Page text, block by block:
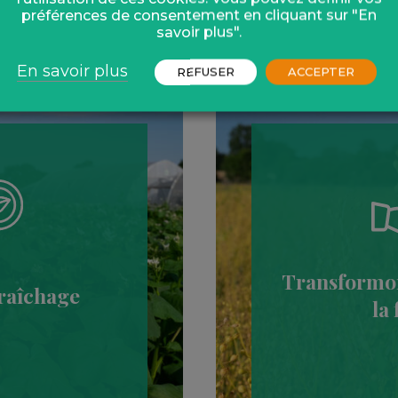
la
préférences de consentement en cliquant sur "En
savoir plus".
En savoir plus REFUSER ACCEPTER